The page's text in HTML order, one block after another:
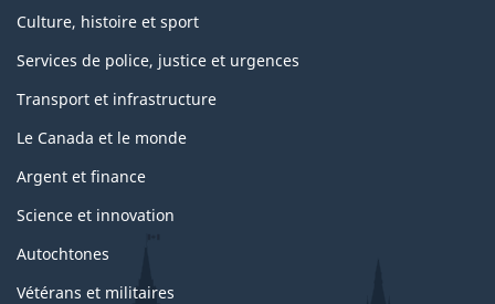
Culture, histoire et sport
Services de police, justice et urgences
Transport et infrastructure
Le Canada et le monde
Argent et finance
Science et innovation
Autochtones
Vétérans et militaires